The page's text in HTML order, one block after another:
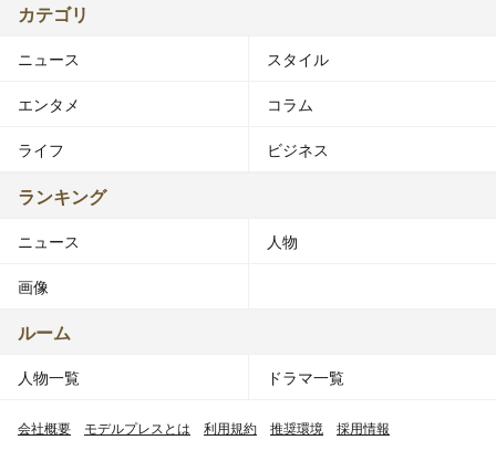
カテゴリ
ニュース スタイル
エンタメ コラム
ライフ ビジネス
ランキング
ニュース 人物
画像
ルーム
人物一覧 ドラマ一覧
会社概要 モデルプレスとは 利用規約 推奨環境 採用情報